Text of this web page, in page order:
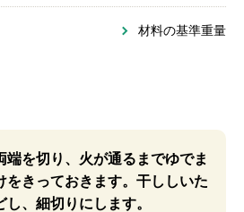
材料の基準重量
端を切り、火が通るまでゆでま
をきっておきます。干ししいた
、細切りにします。